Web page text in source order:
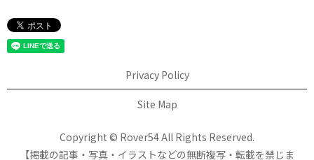
Privacy Policy
Site Map
Copyright © Rover54 All Rights Reserved.
【掲載の記事・写真・イラストなどの無断複写・転載を禁じま